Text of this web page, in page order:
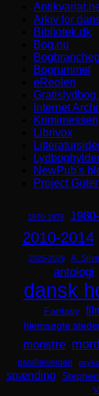
Arkiv for
Bibliotek.dk
Bog.nu
Bogrummet
eReolen
Internet
Krimimessen
Librivox
NewPub's
Project
1970-1979
2010-2014
2025-2029 A.
antologi
dansk
Fantasy
hjemsøgte
monstre mord
parallelverden
spænding